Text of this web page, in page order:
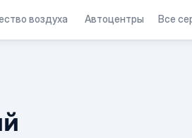
воздуха Автоцентры Все